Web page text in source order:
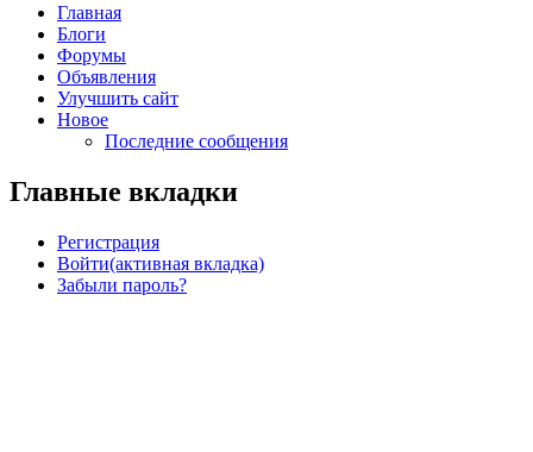
Главная
Блоги
Форумы
Объявления
Улучшить сайт
Новое
Последние сообщения
Главные вкладки
Регистрация
Войти(активная вкладка)
Забыли пароль?